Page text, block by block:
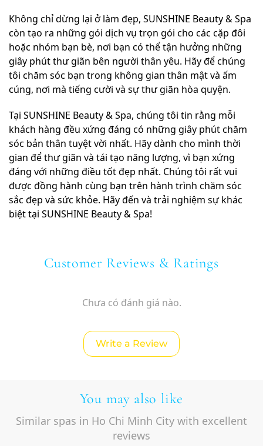
Không chỉ dừng lại ở làm đẹp, SUNSHINE Beauty & Spa
còn tạo ra những gói dịch vụ trọn gói cho các cặp đôi
hoặc nhóm bạn bè, nơi bạn có thể tận hưởng những
giây phút thư giãn bên người thân yêu. Hãy để chúng
tôi chăm sóc bạn trong không gian thân mật và ấm
cúng, nơi mà tiếng cười và sự thư giãn hòa quyện.
Tại SUNSHINE Beauty & Spa, chúng tôi tin rằng mỗi
khách hàng đều xứng đáng có những giây phút chăm
sóc bản thân tuyệt vời nhất. Hãy dành cho mình thời
gian để thư giãn và tái tạo năng lượng, vì bạn xứng
đáng với những điều tốt đẹp nhất. Chúng tôi rất vui
được đồng hành cùng bạn trên hành trình chăm sóc
sắc đẹp và sức khỏe. Hãy đến và trải nghiệm sự khác
biệt tại SUNSHINE Beauty & Spa!
Customer Reviews & Ratings
Chưa có đánh giá nào.
Write a Review
You may also like
Similar spas in Ho Chi Minh City with excellent
reviews